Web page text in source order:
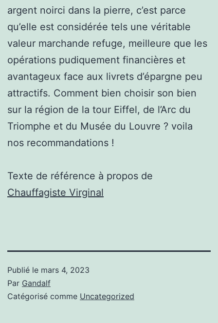
argent noirci dans la pierre, c’est parce
qu’elle est considérée tels une véritable
valeur marchande refuge, meilleure que les
opérations pudiquement financières et
avantageux face aux livrets d’épargne peu
attractifs. Comment bien choisir son bien
sur la région de la tour Eiffel, de l’Arc du
Triomphe et du Musée du Louvre ? voila
nos recommandations !
Texte de référence à propos de
Chauffagiste Virginal
Publié le mars 4, 2023
Par Gandalf
Catégorisé comme Uncategorized